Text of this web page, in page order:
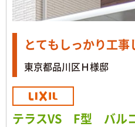
とてもしっかり工事
東京都品川区Ｈ様邸
テラスVS F型 バル